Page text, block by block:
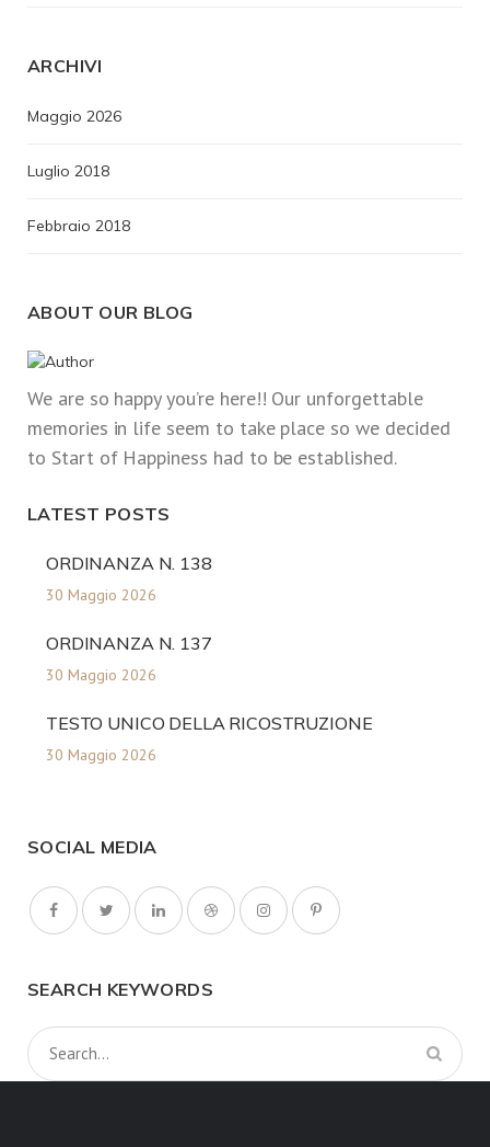
ARCHIVI
Maggio 2026
Luglio 2018
Febbraio 2018
ABOUT OUR BLOG
We are so happy you’re here!! Our unforgettable
memories in life seem to take place so we decided
to Start of Happiness had to be established.
LATEST POSTS
ORDINANZA N. 138
30 Maggio 2026
ORDINANZA N. 137
30 Maggio 2026
TESTO UNICO DELLA RICOSTRUZIONE
30 Maggio 2026
SOCIAL MEDIA
SEARCH KEYWORDS